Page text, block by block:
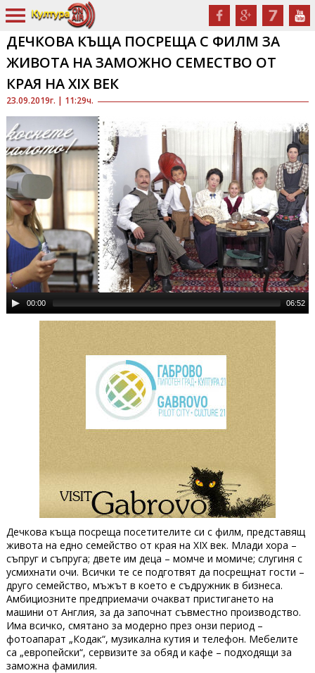
23.09.2019г. | 11:29ч.
ДЕЧКОВА КЪЩА ПОСРЕЩА С ФИЛМ ЗА
ЖИВОТА НА ЗАМОЖНО СЕМЕСТВО ОТ
КРАЯ НА ХІХ ВЕК
00:00 06:52
Дечкова къща посреща посетителите си с филм, представящ
живота на едно семейство от края на ХІХ век. Млади хора –
съпруг и съпруга; двете им деца – момче и момиче; слугиня с
усмихнати очи. Всички те се подготвят да посрещнат гости –
друго семейство, мъжът в което е съдружник в бизнеса.
Амбициозните предприемачи очакват пристигането на
машини от Англия, за да започнат съвместно производство.
Има всичко, смятано за модерно през онзи период –
фотоапарат „Кодак“, музикална кутия и телефон. Мебелите
са „европейски“, сервизите за обяд и кафе – подходящи за
заможна фамилия.